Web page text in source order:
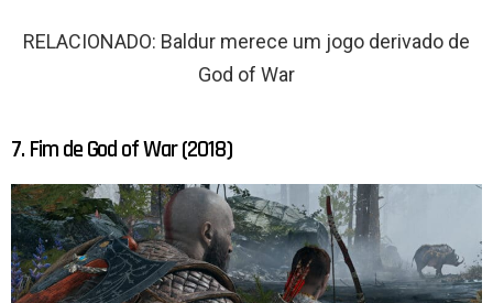
RELACIONADO: Baldur merece um jogo derivado de
God of War
7. Fim de God of War (2018)